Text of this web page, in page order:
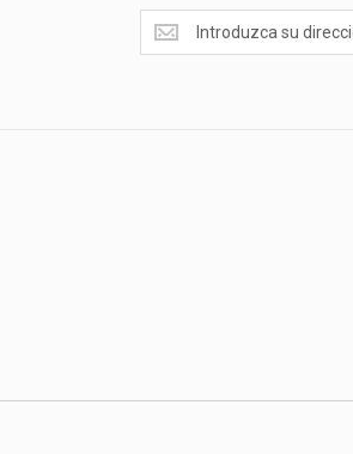
Ofertas
<br>Novedades